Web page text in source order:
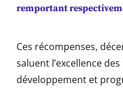
remportant
Ces récompenses,
saluent l’excellence
développement et